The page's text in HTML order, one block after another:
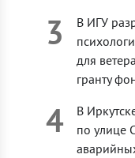
3
В ИГУ
для
гранту
4
В
по улице